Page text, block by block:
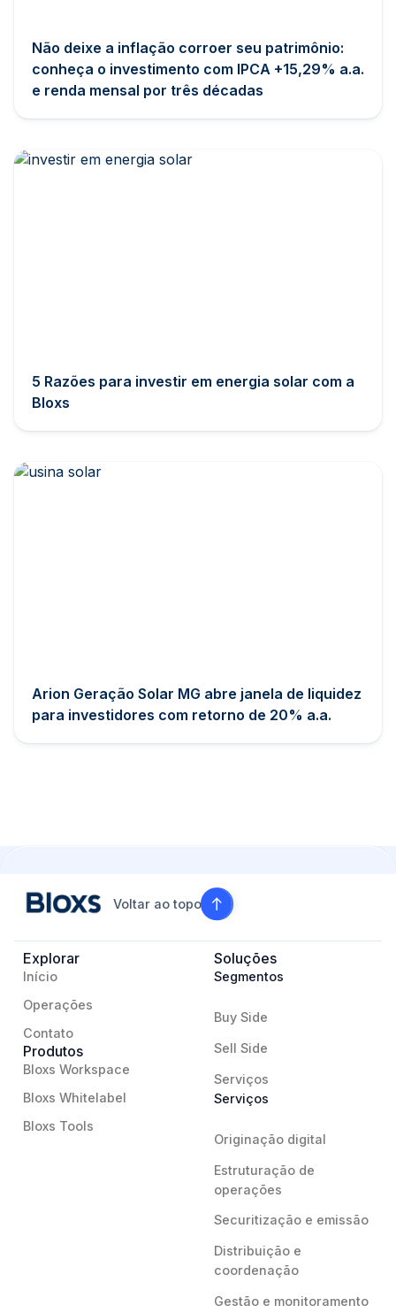
Não deixe a inflação corroer seu patrimônio:
conheça o investimento com IPCA +15,29% a.a.
e renda mensal por três décadas
5 Razões para investir em energia solar com a
Bloxs
Arion Geração Solar MG abre janela de liquidez
para investidores com retorno de 20% a.a.
Voltar ao topo
Explorar
Início
Operações
Contato
Produtos
Bloxs Workspace
Bloxs Whitelabel
Bloxs Tools
Soluções
Segmentos
Buy Side
Sell Side
Serviços
Serviços
Originação digital
Estruturação de
operações
Securitização e emissão
Distribuição e
coordenação
Gestão e monitoramento